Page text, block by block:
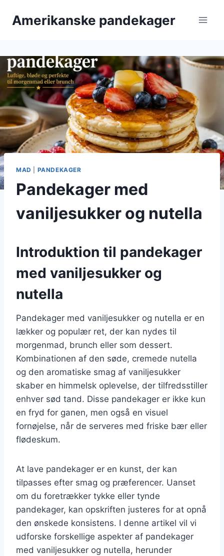
Amerikanske pandekager
MAD PANDEKAGER
Pandekager med
vaniljesukker og nutella
Introduktion til pandekager
med vaniljesukker og
nutella
Pandekager med vaniljesukker og nutella er en
lækker og populær ret, der kan nydes til
morgenmad, brunch eller som dessert.
Kombinationen af den søde, cremede nutella
og den aromatiske smag af vaniljesukker
skaber en himmelsk oplevelse, der tilfredsstiller
enhver sød tand. Disse pandekager er ikke kun
en fryd for ganen, men også en visuel
fornøjelse, når de serveres med friske bær eller
flødeskum.
At lave pandekager er en kunst, der kan
tilpasses efter smag og præferencer. Uanset
om du foretrækker tykke eller tynde
pandekager, kan opskriften justeres for at opnå
den ønskede konsistens. I denne artikel vil vi
udforske forskellige aspekter af pandekager
med vaniljesukker og nutella, herunder